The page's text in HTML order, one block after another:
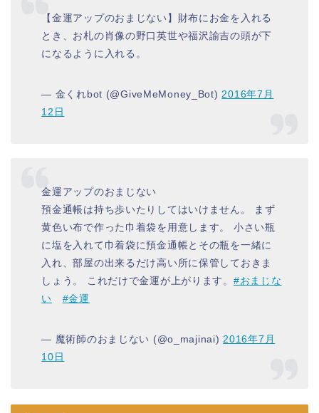
【金運アップのおまじない】財布にお金を入れる
とき、お札の肖像の野口英世や福沢諭吉の頭が下
になるように入れる。
— 金くれbot (@GiveMeMoney_Bot) 2016年7月
12日
金運アップのおまじない
預金通帳は持ち歩いたりしてはいけません。 まず
黄色い布で作った巾着袋を用意します。 小さい瓶
に塩を入れて巾着袋に預金通帳とその瓶を一緒に
入れ、部屋の出来るだけ高い所に保管しておきま
しょう。 これだけで金運が上がります。 #おまじな
い
#金運
— 魔術師のおまじない (@o_majinai) 2016年7月
10日